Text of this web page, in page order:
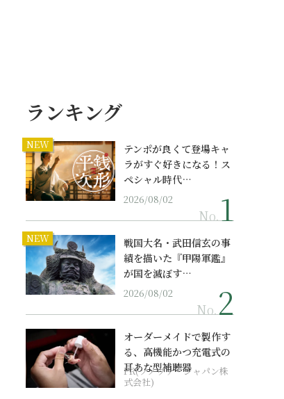
ランキング
NEW
テンポが良くて登場キャ
ラがすぐ好きになる！ス
ペシャル時代…
2026/08/02
No.
NEW
戦国大名・武田信玄の事
績を描いた『甲陽軍鑑』
が国を滅ぼす…
2026/08/02
No.
オーダーメイドで製作す
る、高機能かつ充電式の
耳あな型補聴器
PR(ソノヴァ・ジャパン株
式会社)